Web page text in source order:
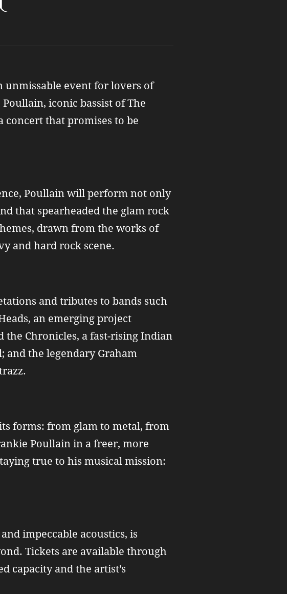
unmissable event for lovers of
iconic bassist of The
concert that promises to be
Poullain will perform not only
that spearheaded the glam rock
drawn from the works of
and hard rock scene.
and tributes to bands such
an emerging project
Chronicles, a fast-rising Indian
the legendary Graham
forms: from glam to metal, from
Poullain in a freer, more
true to his musical mission:
impeccable acoustics, is
Tickets are available through
capacity and the artist’s